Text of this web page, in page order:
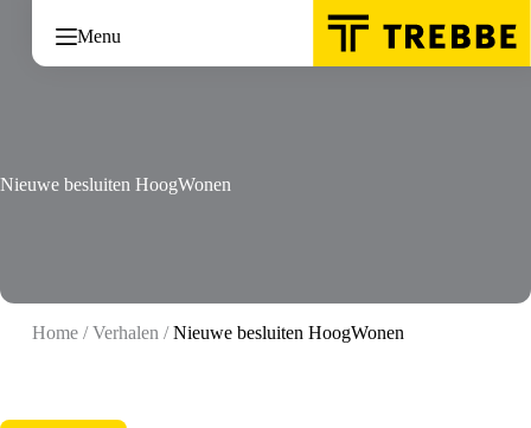
inhoud
Menu
Nieuwe besluiten HoogWonen
Home/Verhalen /Nieuwe besluiten HoogWonen